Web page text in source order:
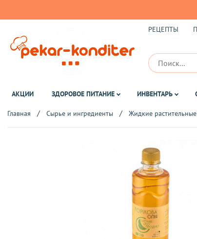
РЕЦЕПТЫ
АКЦИИ ЗДОРОВОЕ ПИТАНИЕ ИНВЕНТАРЬ
Главная Сырье и ингредиенты Жидкие